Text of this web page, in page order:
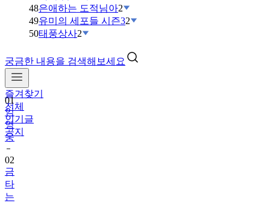
48은애하는 도적님아2
49유미의 세포들 시즌32
50태풍상사2
궁금한 내용을 검색해보세요
즐겨찾기
전체
인기글
공지
01
임
영
웅
02
금
타
는